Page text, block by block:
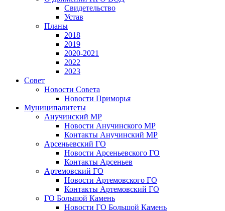
Свидетельство
Устав
Планы
2018
2019
2020-2021
2022
2023
Совет
Новости Совета
Новости Приморья
Муниципалитеты
Анучинский МР
Новости Анучинского МР
Контакты Анучинский МР
Арсеньевский ГО
Новости Арсеньевского ГО
Контакты Арсеньев
Артемовский ГО
Новости Артемовского ГО
Контакты Артемовский ГО
ГО Большой Камень
Новости ГО Большой Камень